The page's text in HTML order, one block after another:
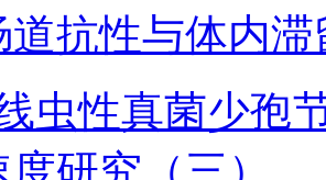
道抗性与体内
虫性真菌少孢
研究（三）